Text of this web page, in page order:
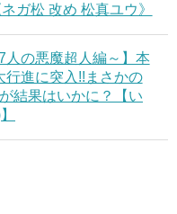
ガ松 改め 松真ユウ》
人の悪魔超人編～】本
行進に突入!!まさかの
結果はいかに？【い